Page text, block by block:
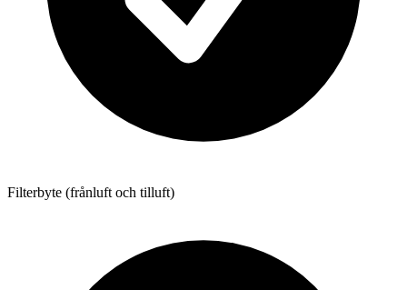
Filterbyte (frånluft och tilluft)